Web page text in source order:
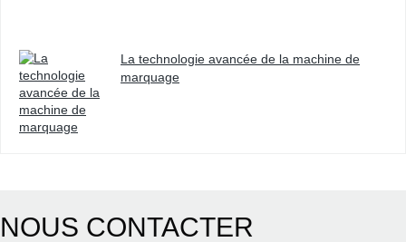
La technologie avancée de la machine de
marquage
NOUS CONTACTER